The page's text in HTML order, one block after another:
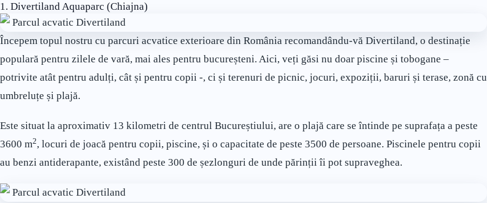
1. Divertiland Aquaparc (Chiajna)
Începem topul nostru cu parcuri acvatice exterioare din România recomandându-vă Divertiland, o destinație
populară pentru zilele de vară, mai ales pentru bucureșteni. Aici, veți găsi nu doar piscine și tobogane –
potrivite atât pentru adulți, cât și pentru copii -, ci și terenuri de picnic, jocuri, expoziții, baruri și terase, zonă cu
umbreluțe și plajă.
Este situat la aproximativ 13 kilometri de centrul Bucureștiului, are o plajă care se întinde pe suprafața a peste
3600 m2, locuri de joacă pentru copii, piscine, și o capacitate de peste 3500 de persoane. Piscinele pentru copii
au benzi antiderapante, existând peste 300 de șezlonguri de unde părinții îi pot supraveghea.